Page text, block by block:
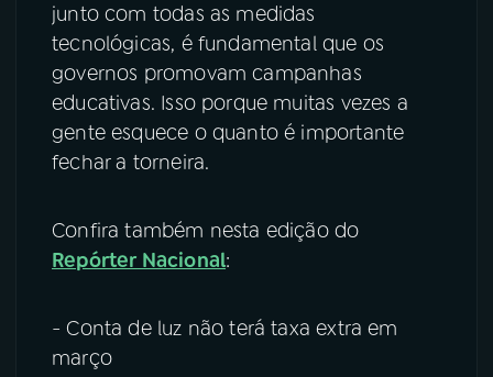
junto com todas as medidas
tecnológicas, é fundamental que os
governos promovam campanhas
educativas. Isso porque muitas vezes a
gente esquece o quanto é importante
fechar a torneira.
Confira também nesta edição do
Repórter Nacional:
- Conta de luz não terá taxa extra em
março